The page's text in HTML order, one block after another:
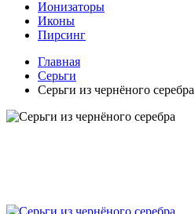
Ионизаторы
Иконы
Пирсинг
Главная
Серьги
Серьги из чернёного серебра